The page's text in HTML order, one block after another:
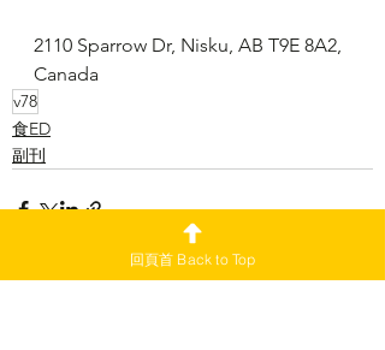
2110 Sparrow Dr, Nisku, AB T9E 8A2,
Canada
v78
食ED
副刊
回頁首 Back to Top